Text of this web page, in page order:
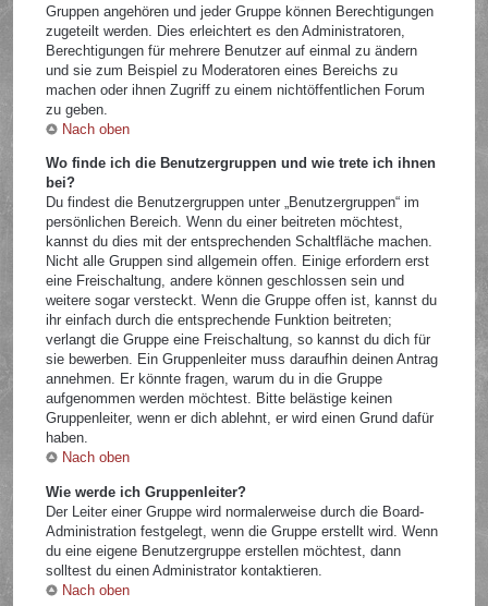
Gruppen angehören und jeder Gruppe können Berechtigungen
zugeteilt werden. Dies erleichtert es den Administratoren,
Berechtigungen für mehrere Benutzer auf einmal zu ändern
und sie zum Beispiel zu Moderatoren eines Bereichs zu
machen oder ihnen Zugriff zu einem nichtöffentlichen Forum
zu geben.
Nach oben
Wo finde ich die Benutzergruppen und wie trete ich ihnen
bei?
Du findest die Benutzergruppen unter „Benutzergruppen“ im
persönlichen Bereich. Wenn du einer beitreten möchtest,
kannst du dies mit der entsprechenden Schaltfläche machen.
Nicht alle Gruppen sind allgemein offen. Einige erfordern erst
eine Freischaltung, andere können geschlossen sein und
weitere sogar versteckt. Wenn die Gruppe offen ist, kannst du
ihr einfach durch die entsprechende Funktion beitreten;
verlangt die Gruppe eine Freischaltung, so kannst du dich für
sie bewerben. Ein Gruppenleiter muss daraufhin deinen Antrag
annehmen. Er könnte fragen, warum du in die Gruppe
aufgenommen werden möchtest. Bitte belästige keinen
Gruppenleiter, wenn er dich ablehnt, er wird einen Grund dafür
haben.
Nach oben
Wie werde ich Gruppenleiter?
Der Leiter einer Gruppe wird normalerweise durch die Board-
Administration festgelegt, wenn die Gruppe erstellt wird. Wenn
du eine eigene Benutzergruppe erstellen möchtest, dann
solltest du einen Administrator kontaktieren.
Nach oben